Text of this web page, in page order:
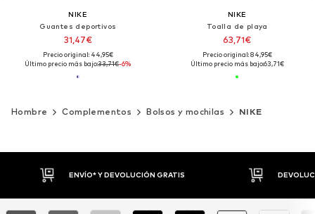
NIKE
Guantes deportivos
31,47€
Precio original: 44,95€
Último precio más bajo:33,71€-6%
NIKE
Toalla de playa
63,71€
Precio original: 84,95€
Último precio más bajo:63,71€
Hombre Complementos Bolsos y mochilas NIKE
DEVOLUCIONES HASTA 30 DÍAS